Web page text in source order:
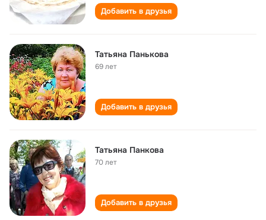
Добавить в друзья
Татьяна Панькова
69 лет
Добавить в друзья
Татьяна Панкова
70 лет
Добавить в друзья